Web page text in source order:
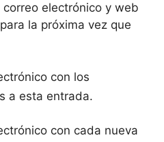
electrónico y web
la próxima vez que
con los
a esta entrada.
con cada nueva